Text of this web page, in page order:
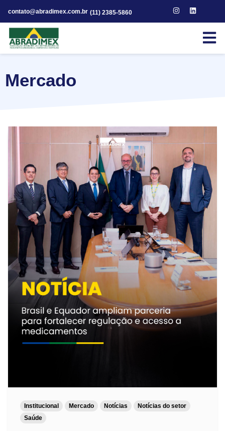
contato@abradimex.com.br (11) 2385-5860
Mercado
Institucional Mercado Notícias
Notícias do setor
Saúde